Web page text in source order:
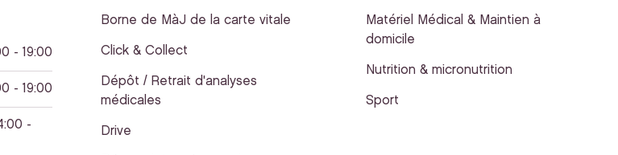
- 19:00
- 19:00
-
Borne de MàJ de la carte vitale
Click & Collect
Dépôt / Retrait d'analyses
médicales
Drive
Matériel Médical & Maintien à
domicile
Nutrition & micronutrition
Sport